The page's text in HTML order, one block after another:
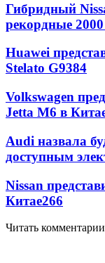
Гибридный
рекордные
Huawei
Stelato G9384
Volkswagen
Jetta M6 в
Audi назвала
доступным
Nissan
Китае266
Читать комментарии